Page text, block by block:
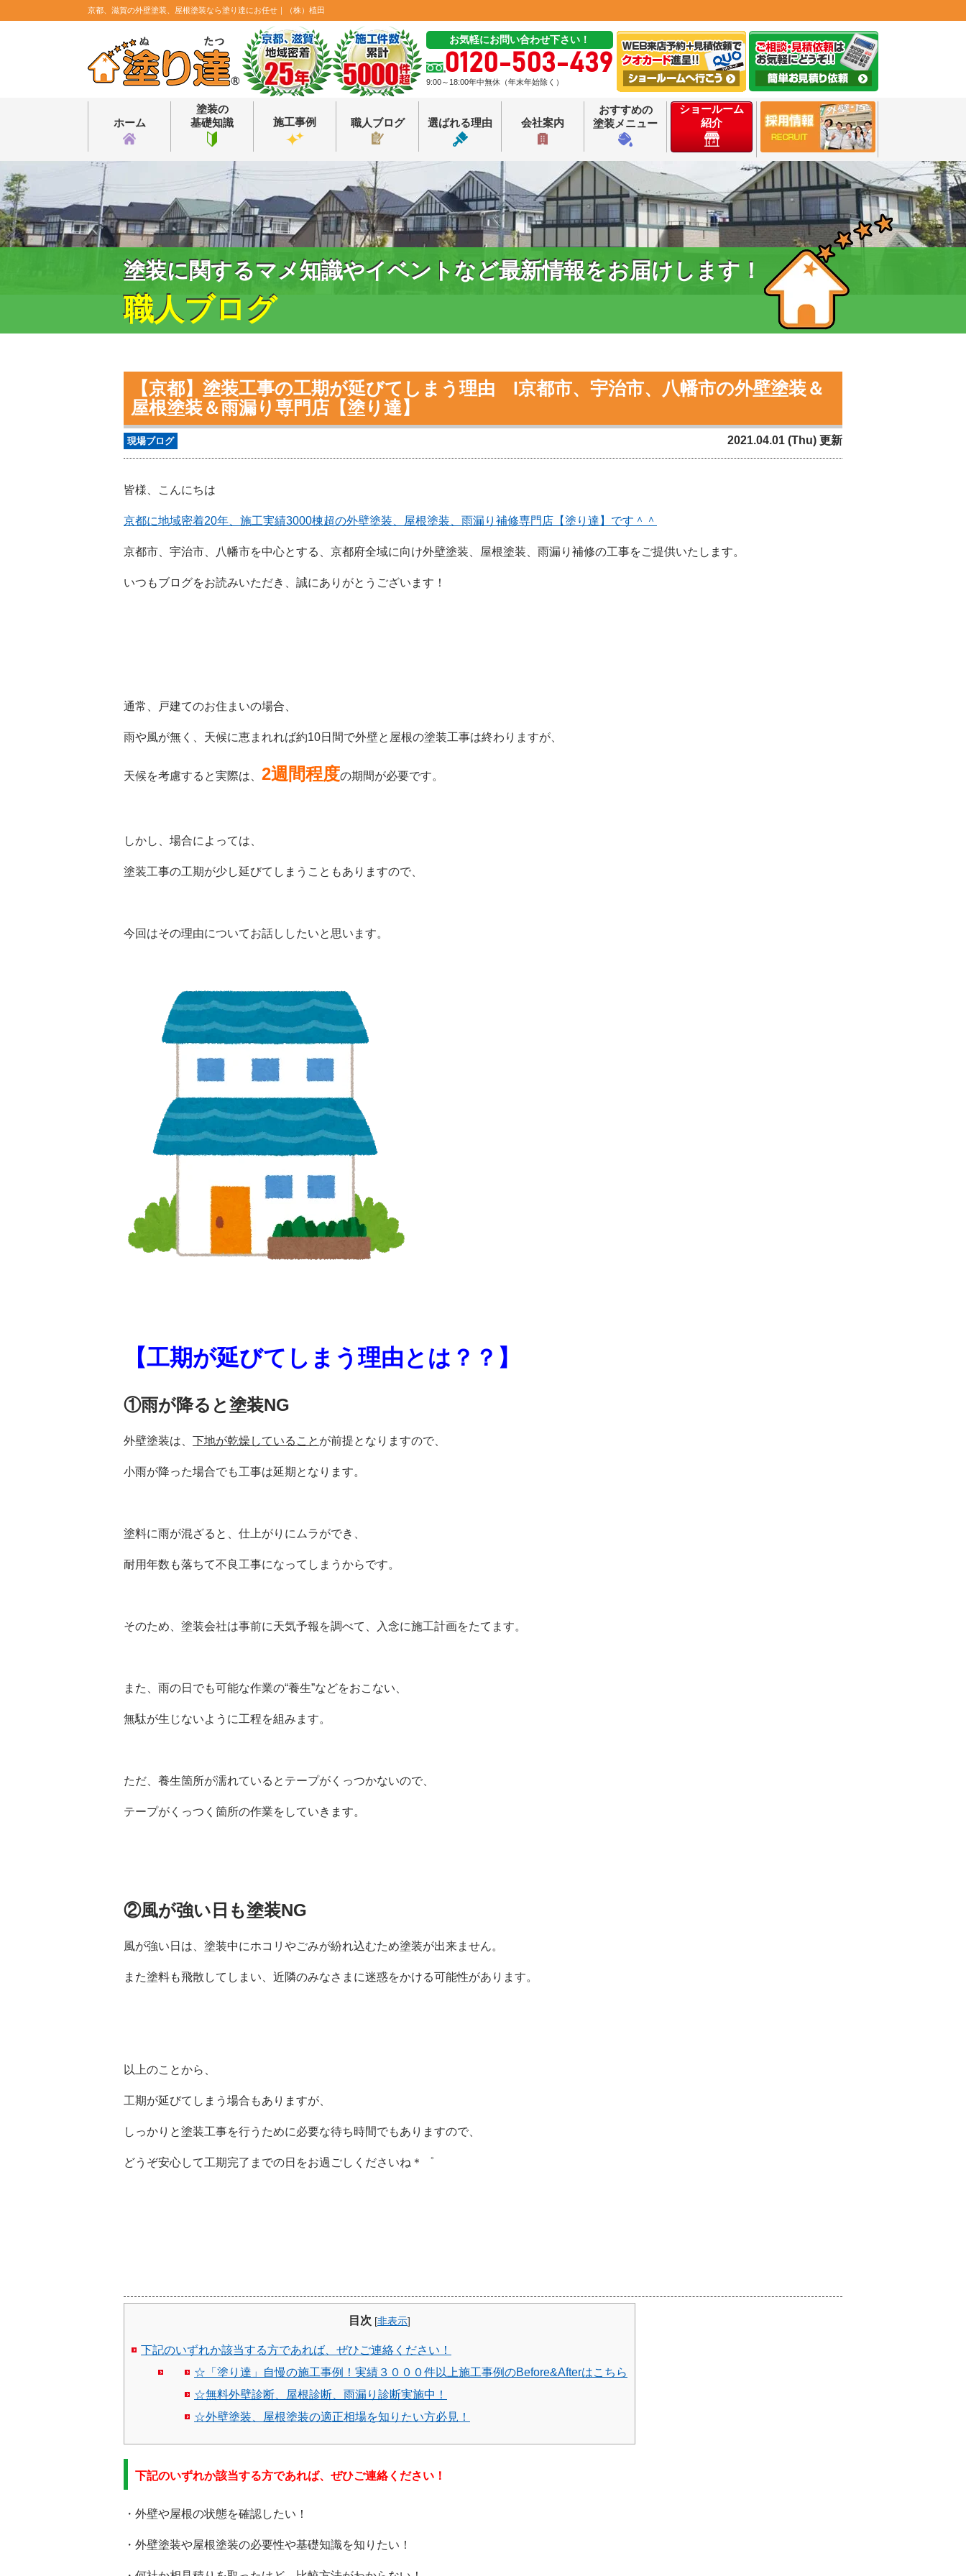
京都、滋賀の外壁塗装、屋根塗装なら塗り達にお任せ｜（株）植田
お気軽にお問い合わせ下さい！
0120-503-439
9:00～18:00年中無休（年末年始除く）
ホーム
塗装の
基礎知識
施工事例 職人ブログ 選ばれる理由 会社案内
おすすめの
塗装メニュー
ショールーム
紹介
塗装に関するマメ知識やイベントなど最新情報をお届けします！
職人ブログ
【京都】塗装工事の工期が延びてしまう理由 l京都市、宇治市、八幡市の外壁塗装＆
屋根塗装＆雨漏り専門店【塗り達】
現場ブログ 2021.04.01 (Thu) 更新
皆様、こんにちは
京都に地域密着20年、施工実績3000棟超の外壁塗装、屋根塗装、雨漏り補修専門店【塗り達】です＾＾
京都市、宇治市、八幡市を中心とする、京都府全域に向け外壁塗装、屋根塗装、雨漏り補修の工事をご提供いたします。
いつもブログをお読みいただき、誠にありがとうございます！
通常、戸建てのお住まいの場合、
雨や風が無く、天候に恵まれれば約10日間で外壁と屋根の塗装工事は終わりますが、
天候を考慮すると実際は、 2週間程度の期間が必要です。
しかし、場合によっては、
塗装工事の工期が少し延びてしまうこともありますので、
今回はその理由についてお話ししたいと思います。
【工期が延びてしまう理由とは？？】
①雨が降ると塗装NG
外壁塗装は、 下地が乾燥していること が前提となりますので、
小雨が降った場合でも工事は延期となります。
塗料に雨が混ざると、仕上がりにムラができ、
耐用年数も落ちて不良工事になってしまうからです。
そのため、塗装会社は事前に天気予報を調べて、入念に施工計画をたてます。
また、雨の日でも可能な作業の“養生”などをおこない、
無駄が生じないように工程を組みます。
ただ、養生箇所が濡れているとテープがくっつかないので、
テープがくっつく箇所の作業をしていきます。
②風が強い日も塗装NG
風が強い日は、塗装中にホコリやごみが紛れ込むため塗装が出来ません。
また塗料も飛散してしまい、近隣のみなさまに迷惑をかける可能性があります。
以上のことから、
工期が延びてしまう場合もありますが、
しっかりと塗装工事を行うために必要な待ち時間でもありますので、
どうぞ安心して工期完了までの日をお過ごしくださいね＊゜
目次 [非表示]
下記のいずれか該当する方であれば、ぜひご連絡ください！
☆「塗り達」自慢の施工事例！実績３０００件以上施工事例のBefore&Afterはこちら
☆無料外壁診断、屋根診断、雨漏り診断実施中！
☆外壁塗装、屋根塗装の適正相場を知りたい方必見！
下記のいずれか該当する方であれば、ぜひご連絡ください！
・外壁や屋根の状態を確認したい！
・外壁塗装や屋根塗装の必要性や基礎知識を知りたい！